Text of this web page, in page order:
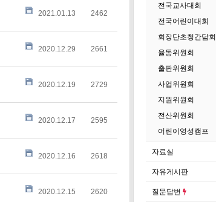
2021.01.13 2462
2020.12.29 2661
2020.12.19 2729
2020.12.17 2595
2020.12.16 2618
2020.12.15 2620
전국교사대회
전국어린이대회
회장단초청간담회
율동위원회
출판위원회
사업위원회
지원위원회
전산위원회
어린이영성캠프
자료실
자유게시판
질문답변